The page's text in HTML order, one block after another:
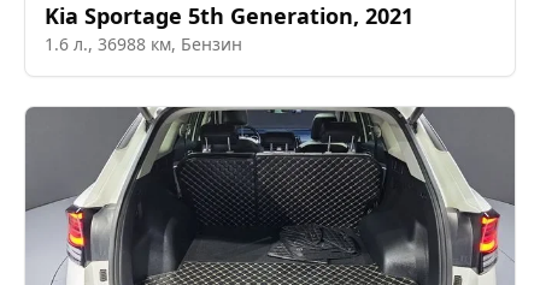
Kia Sportage 5th Generation, 2021
1.6 л., 36988 км, Бензин